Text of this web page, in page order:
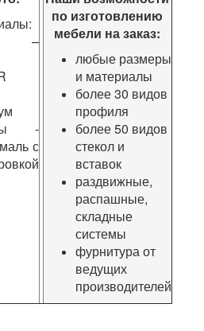
–
-
с
по изготовлению
мебели на заказ:
любые размеры
и материалы
более 30 видов
профиля
более 50 видов
стекол и
вставок
раздвижные,
распашные,
складные
системы
фурнитура от
ведущих
производителей